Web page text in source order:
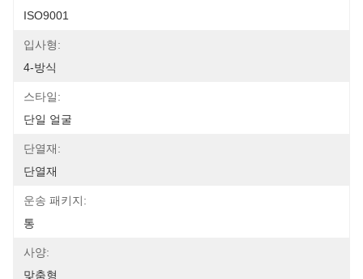
ISO9001
입사형:
4-방식
스타일:
단일 얼굴
단열재:
단열재
운송 패키지:
통
사양:
맞춤형